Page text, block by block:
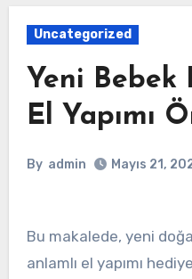
Uncategorized
Yeni Bebek
El Yapımı
By admin Mayıs 21,
Bu makalede, yeni
anlamlı el yapımı